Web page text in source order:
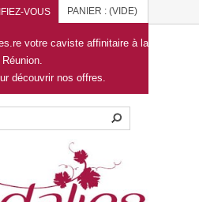
VOUS PANIER : (VIDE)
votre caviste affinitaire à la
Réunion.
découvrir nos offres.